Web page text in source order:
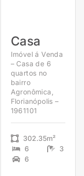
Casa
Imóvel á Venda
– Casa de 6
quartos no
bairro
Agronômica,
Florianópolis –
1961101
302.35m²
6
3
6